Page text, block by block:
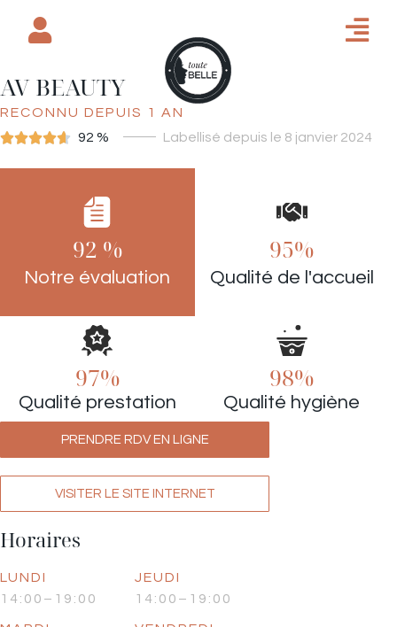
AV BEAUTY
RECONNU DEPUIS 1 AN
 92 % Labellisé depuis le 8 janvier 2024
INSTITUT DE BEAUTÉ
92 %
Notre évaluation
95%
Qualité de l'accueil
97%
Qualité prestation
98%
Qualité hygiène
PRENDRE RDV EN LIGNE
VISITER LE SITE INTERNET
Horaires
LUNDI
14:00–19:00
JEUDI
14:00–19:00